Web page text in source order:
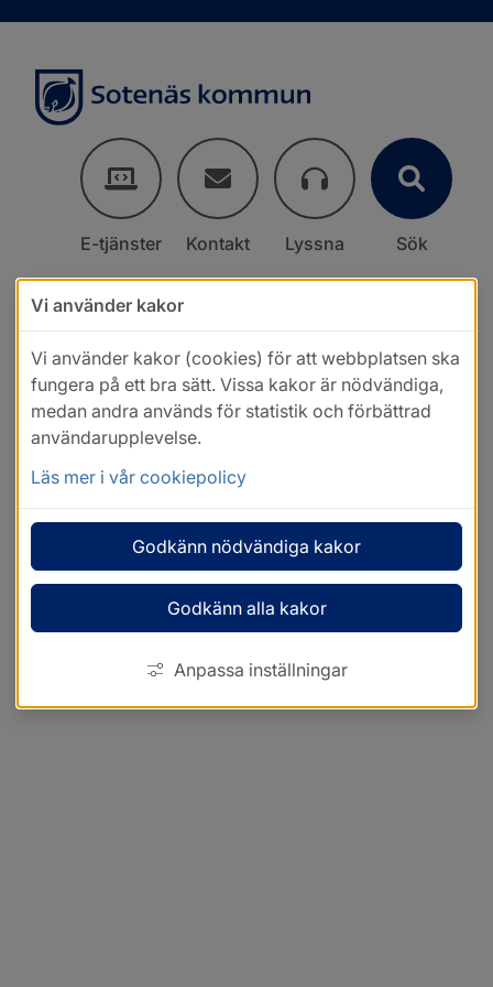
E-tjänster Kontakt Lyssna Sök
Vi använder kakor
Vi använder kakor (cookies) för att webbplatsen ska
fungera på ett bra sätt. Vissa kakor är nödvändiga,
medan andra används för statistik och förbättrad
användarupplevelse.
Läs mer i vår cookiepolicy
Godkänn nödvändiga kakor
Godkänn alla kakor
Anpassa inställningar